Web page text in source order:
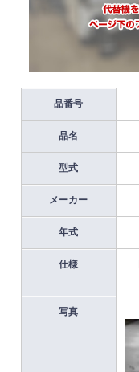
品番号
品名
型式
メーカー
年式
仕様
写真